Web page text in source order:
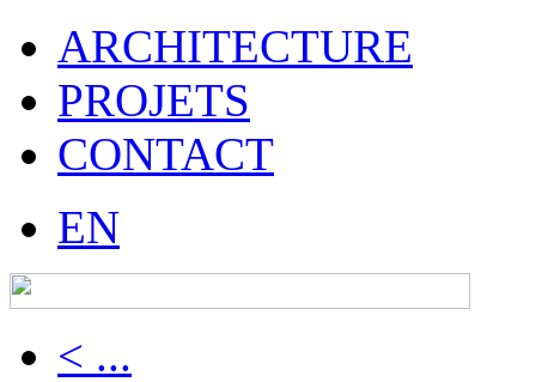
ARCHITECTURE
PROJETS
CONTACT
EN
< ...